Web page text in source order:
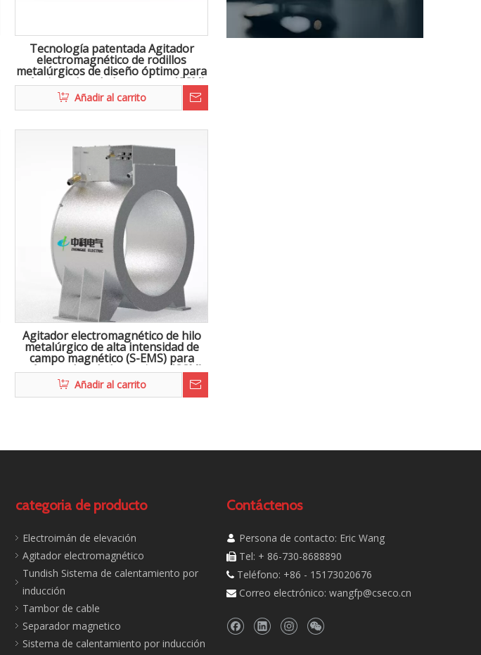
Tecnología patentada Agitador
electromagnético de rodillos
metalúrgicos de diseño óptimo para
máquinas de colada continua (CCM)
en la fabricación de acero
Añadir al carrito
Agitador electromagnético de hilo
metalúrgico de alta intensidad de
campo magnético (S-EMS) para
máquina de colada continua (CCM)
Añadir al carrito
categoria de producto
Electroimán de elevación
Agitador electromagnético
Tundish Sistema de calentamiento por
inducción
Tambor de cable
Separador magnetico
Sistema de calentamiento por inducción
Contáctenos
 Persona de contacto: Eric Wang
 Tel: + 86-730-8688890
 Teléfono: +86 - 15173020676
 Correo electrónico: wangfp@cseco.cn